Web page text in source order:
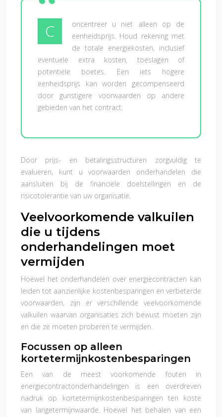
C
oncentreer u niet alleen op de
eenheidsprijs. Houd rekening met
de totale energiekosten, inclusief
eventuele extra kosten, toeslagen of
potentiële boetes. Een iets hogere
eenheidsprijs kan worden gecompenseerd
door gunstigere voorwaarden op andere
gebieden van het contract.
Door prijs- en betalingsstructuren zorgvuldig te
evalueren, kunt u voorwaarden onderhandelen die
aansluiten bij de financiële doelstellingen en de
risicotolerantie van uw organisatie.
Veelvoorkomende valkuilen
die u tijdens
onderhandelingen moet
vermijden
Hoewel het onderhandelen over energiecontracten kan
leiden tot aanzienlijke kostenbesparingen en verbeterde
voorwaarden, zijn er verschillende veelvoorkomende
valkuilen waarvan organisaties zich bewust moeten zijn
en die ze moeten proberen te vermijden.
Focussen op alleen
kortetermijnkostenbesparingen
Een van de meest voorkomende fouten in
energiecontractonderhandelingen is een overdreven
nadruk op kortetermijnkostenbesparingen ten koste
van langetermijnwaarde. Hoewel het behalen van een